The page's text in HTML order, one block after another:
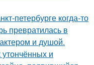
петербурге когда-то
превратилась в
и душой.
и